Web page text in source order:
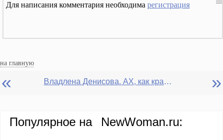
Для написания комментария необходима регистрация
на главную
« Владлена Денисова. АХ, как красиво »
Популярное на NewWoman.ru: